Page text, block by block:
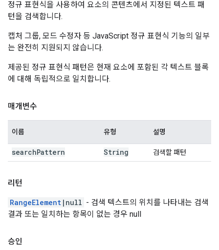
정규 표현식을 사용하여 요소의 콘텐츠에서 지정된 텍스트 패
턴을 검색합니다.
캡처 그룹, 모드 수정자 등 JavaScript 정규 표현식 기능의 일부
는 완전히 지원되지 않습니다.
제공된 정규 표현식 패턴은 현재 요소에 포함된 각 텍스트 블록
에 대해 독립적으로 일치합니다.
매개변수
이름 유형 설명
searchPattern String 검색할 패턴
리턴
RangeElement |null - 검색 텍스트의 위치를 나타내는 검색
결과 또는 일치하는 항목이 없는 경우 null
승인